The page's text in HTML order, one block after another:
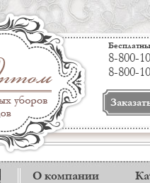
8-800-
8-800-
О компании